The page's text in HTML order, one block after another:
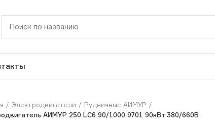
Электродвигатели
Рудничные АИМУР
АИМУР 250 LС6 90/1000 9701 90кВт 380/660В